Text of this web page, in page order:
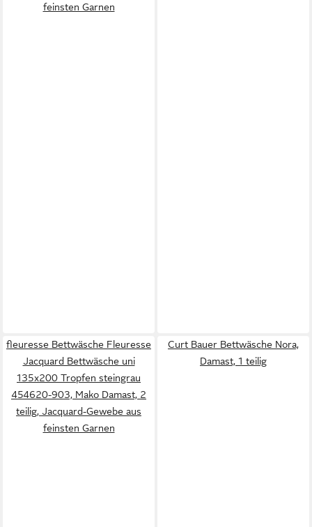
feinsten Garnen
fleuresse Bettwäsche Fleuresse
Jacquard Bettwäsche uni
135x200 Tropfen steingrau
454620-903, Mako Damast, 2
teilig, Jacquard-Gewebe aus
feinsten Garnen
Curt Bauer Bettwäsche Nora,
Damast, 1 teilig